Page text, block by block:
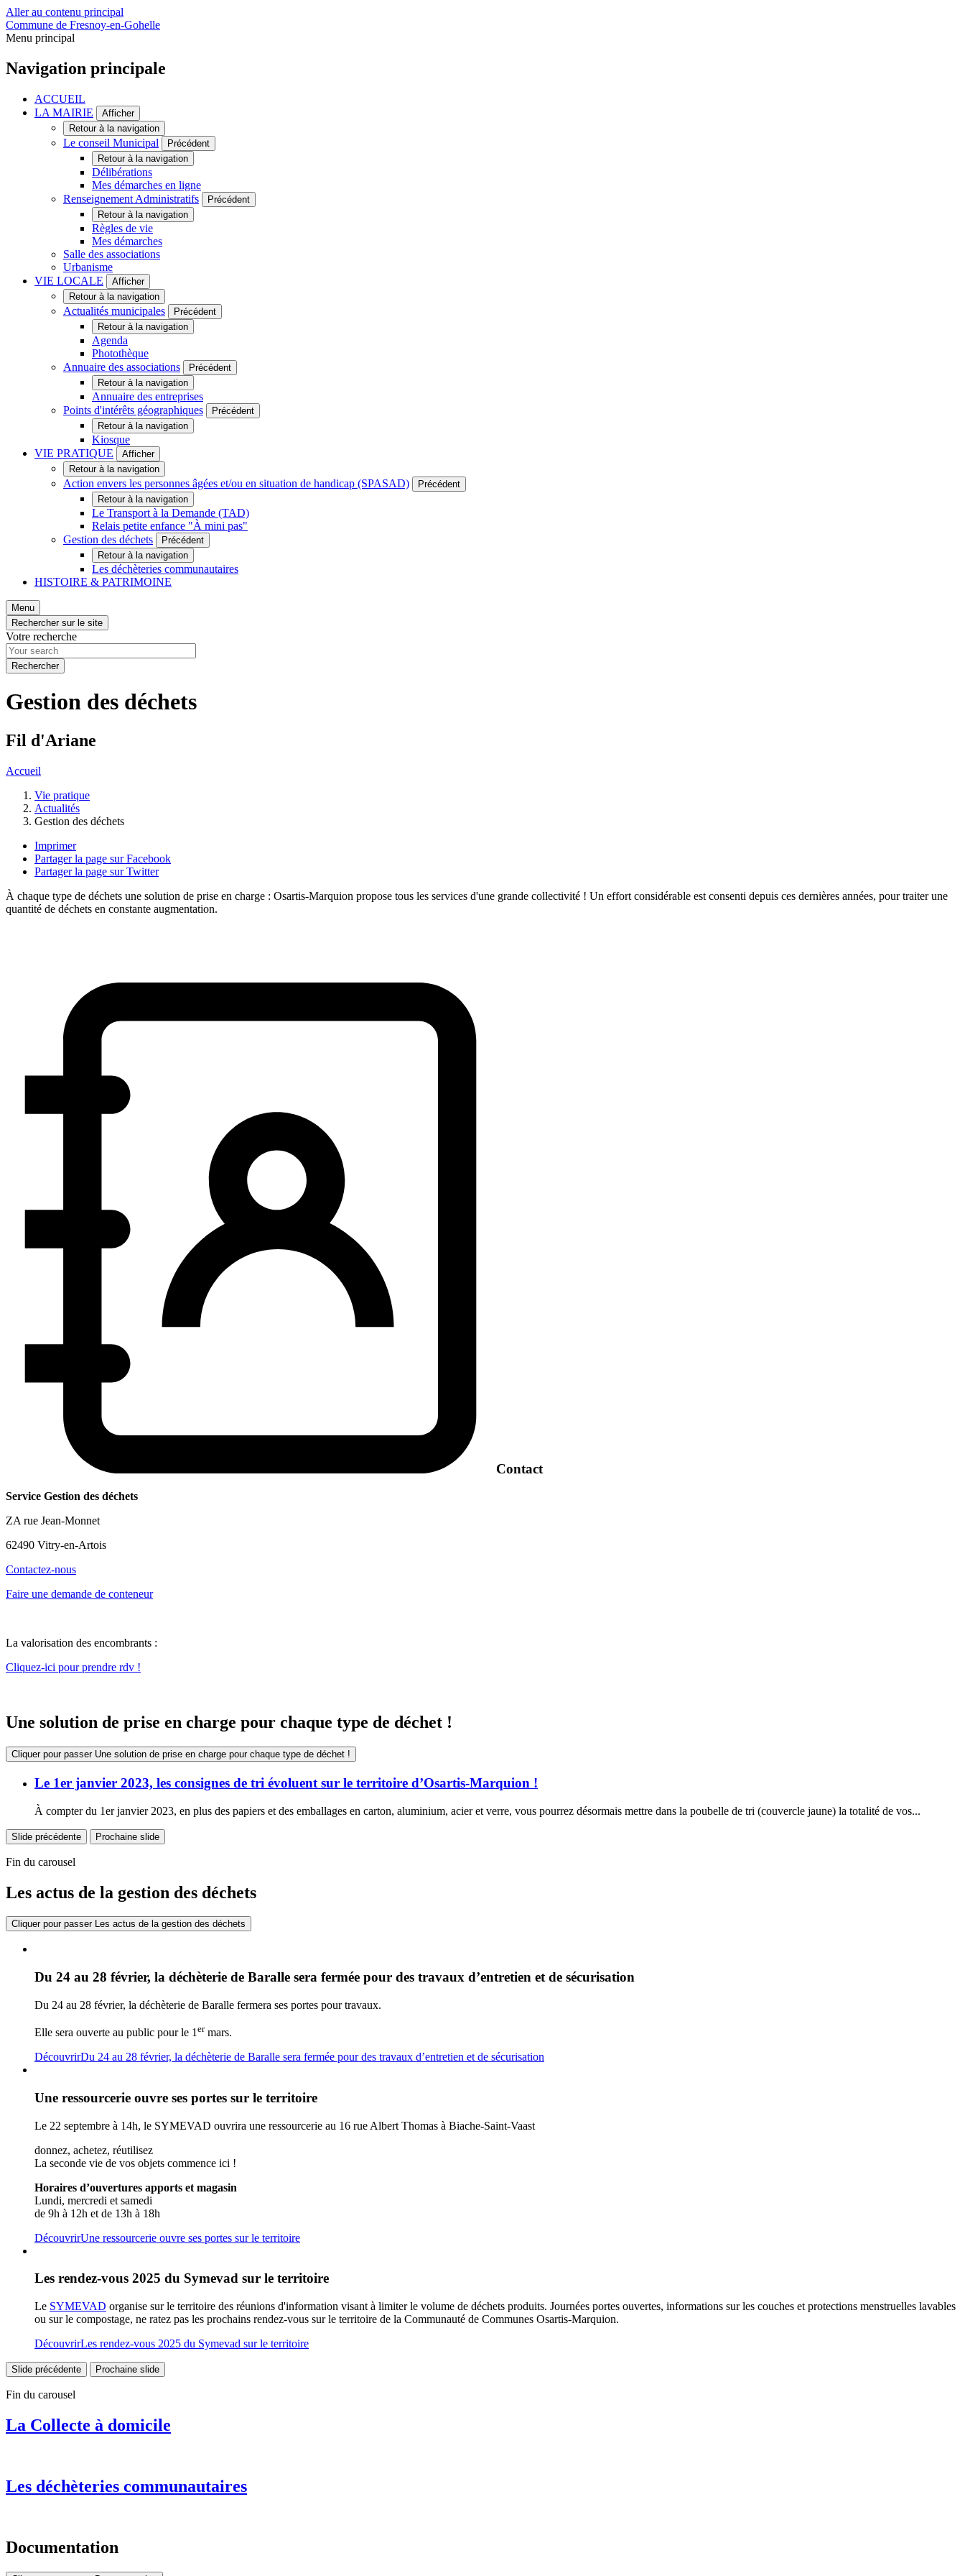
Aller au contenu principal
Commune de Fresnoy-en-Gohelle
Menu principal
Navigation principale
ACCUEIL
LA MAIRIE
Afficher
Retour à la navigation
Le conseil Municipal
Précédent
Retour à la navigation
Délibérations
Mes démarches en ligne
Renseignement Administratifs
Précédent
Retour à la navigation
Règles de vie
Mes démarches
Salle des associations
Urbanisme
VIE LOCALE
Afficher
Retour à la navigation
Actualités municipales
Précédent
Retour à la navigation
Agenda
Photothèque
Annuaire des associations
Précédent
Retour à la navigation
Annuaire des entreprises
Points d'intérêts géographiques
Précédent
Retour à la navigation
Kiosque
VIE PRATIQUE
Afficher
Retour à la navigation
Action envers les personnes âgées et/ou en situation de handicap (SPASAD)
Précédent
Retour à la navigation
Le Transport à la Demande (TAD)
Relais petite enfance "À mini pas"
Gestion des déchets
Précédent
Retour à la navigation
Les déchèteries communautaires
HISTOIRE & PATRIMOINE
Menu
Rechercher sur le site
Votre recherche
Gestion des déchets
Fil d'Ariane
Accueil
Vie pratique
Actualités
Gestion des déchets
Imprimer
Partager la page sur Facebook
Partager la page sur Twitter
À chaque type de déchets une solution de prise en charge : Osartis-Marquion propose tous les services d'une grande collectivité ! Un effort considérable est consenti depuis ces dernières années, pour traiter une
quantité de déchets en constante augmentation.
Contact
Service Gestion des déchets
ZA rue Jean-Monnet
62490 Vitry-en-Artois
Contactez-nous
Faire une demande de conteneur
La valorisation des encombrants :
Cliquez-ici pour prendre rdv !
Une solution de prise en charge pour chaque type de déchet !
Cliquer pour passer Une solution de prise en charge pour chaque type de déchet !
Le 1er janvier 2023, les consignes de tri évoluent sur le territoire d’Osartis-Marquion !
À compter du 1er janvier 2023, en plus des papiers et des emballages en carton, aluminium, acier et verre, vous pourrez désormais mettre dans la poubelle de tri (couvercle jaune) la totalité de vos...
Slide précédente Prochaine slide
Fin du carousel
Les actus de la gestion des déchets
Cliquer pour passer Les actus de la gestion des déchets
Du 24 au 28 février, la déchèterie de Baralle sera fermée pour des travaux d’entretien et de sécurisation
Du 24 au 28 février, la déchèterie de Baralle fermera ses portes pour travaux.
Elle sera ouverte au public pour le 1 ermars.
DécouvrirDu 24 au 28 février, la déchèterie de Baralle sera fermée pour des travaux d’entretien et de sécurisation
Une ressourcerie ouvre ses portes sur le territoire
Le 22 septembre à 14h, le SYMEVAD ouvrira une ressourcerie au 16 rue Albert Thomas à Biache-Saint-Vaast
donnez, achetez, réutilisez
La seconde vie de vos objets commence ici !
Horaires d’ouvertures apports et magasin
Lundi, mercredi et samedi
de 9h à 12h et de 13h à 18h
DécouvrirUne ressourcerie ouvre ses portes sur le territoire
Les rendez-vous 2025 du Symevad sur le territoire
Le SYMEVAD organise sur le territoire des réunions d'information visant à limiter le volume de déchets produits. Journées portes ouvertes, informations sur les couches et protections menstruelles lavables
ou sur le compostage, ne ratez pas les prochains rendez-vous sur le territoire de la Communauté de Communes Osartis-Marquion.
DécouvrirLes rendez-vous 2025 du Symevad sur le territoire
Slide précédente Prochaine slide
Fin du carousel
La Collecte à domicile
Les déchèteries communautaires
Documentation